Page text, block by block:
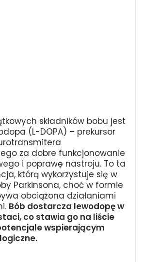
składników bobu jest
(L-DOPA) – prekursor
za dobre funkcjonowanie
i poprawę nastroju. To ta
którą wykorzystuje się w
Parkinsona, choć w formie
obciążona działaniami
Bób dostarcza lewodopę w
co stawia go na liście
wspierającym